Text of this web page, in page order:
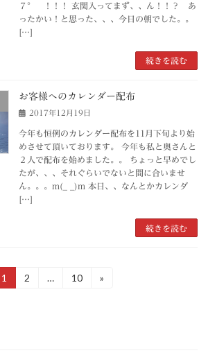
７° ！！！ 玄関入ってまず、、ん！！？ あ
ったかい！と思った、、、今日の朝でした。。
[…]
続きを読む
お客様へのカレンダー配布
2017年12月19日
今年も恒例のカレンダー配布を11月下旬より始
めさせて頂いております。 今年も私と奥さんと
２人で配布を始めました。。 ちょっと早めでし
たが、、、それぐらいでないと間に合いませ
ん。。。m(_ _)m 本日、、なんとかカレンダ
[…]
続きを読む
固
定
1
固
2 …
固
10 »